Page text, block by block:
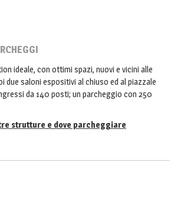
ideale, con ottimi spazi, nuovi e vicini alle
due saloni espositivi al chiuso ed al piazzale
da 140 posti; un parcheggio con 250
strutture e dove parcheggiare